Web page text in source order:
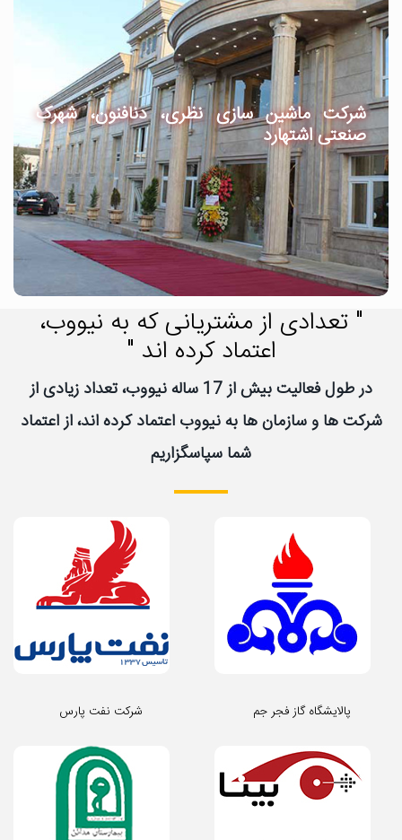
شرکت ماشین سازی نظری، دنافنون، شهرک
صنعتی اشتهارد
" تعدادی از مشتریانی که به نیووب،
اعتماد کرده اند "
در طول فعالیت بیش از 17 ساله نیووب، تعداد زیادی از
شرکت ها و سازمان ها به نیووب اعتماد کرده اند، از اعتماد
شما سپاسگزاریم
شرکت نفت پارس پالایشگاه گاز فجر جم